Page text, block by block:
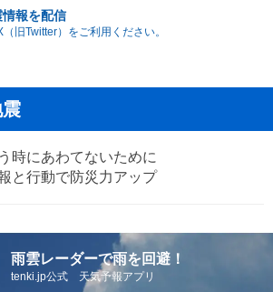
報を配信
旧Twitter）をご利用ください。
震
時にあわてないために
と行動で防災力アップ
雨雲レーダーで雨を回避！
tenki.jp公式 天気予報アプリ